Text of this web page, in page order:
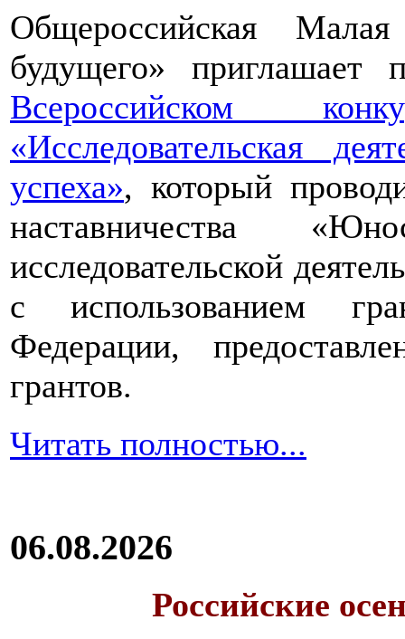
Общероссийская
будущего» приглашает
Всероссийском
«Исследовательская
успеха», который
наставничества
исследовательской
с использованием
Федерации,
грантов.
Читать полностью...
06.08.2026
Российские